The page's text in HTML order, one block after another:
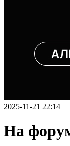
2025-11-21 22:14
На